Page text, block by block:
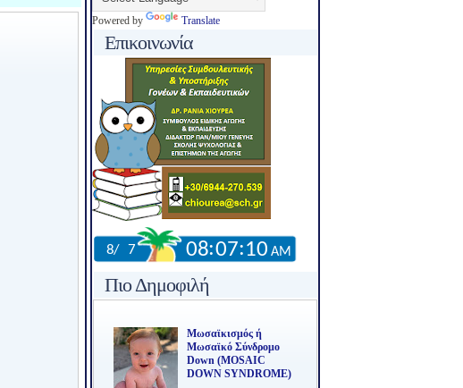
Powered by Translate
Επικοινωνία
Πιο Δημοφιλή
Μωσαϊκισμός ή
Μωσαϊκό Σύνδρομο
Down (MOSAIC
DOWN SYNDROME)